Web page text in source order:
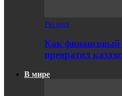
Регион
Как финансовый
превратил
В мире